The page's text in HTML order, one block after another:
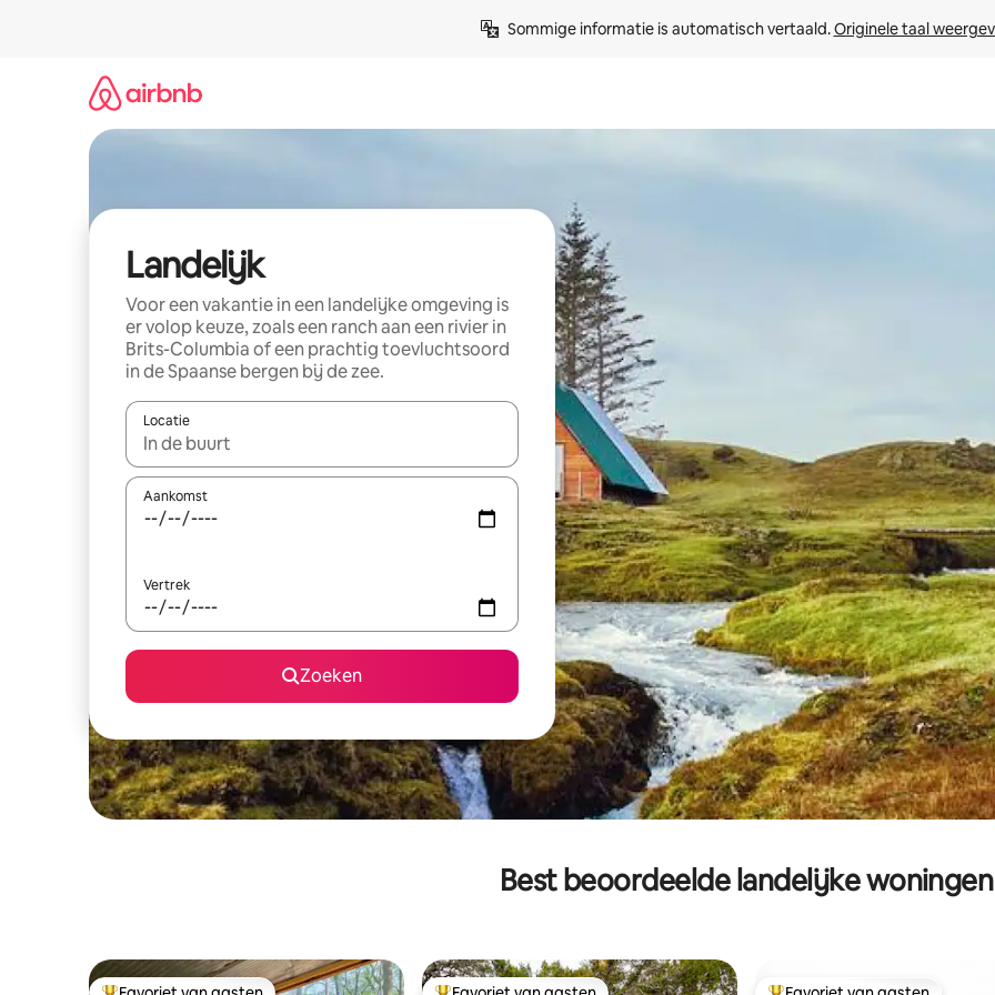
Sommige informatie is automatisch vertaald. Originele taal
Landelijk
Voor een vakantie in een landelijke omgeving is
er volop keuze, zoals een ranch aan een rivier in
Brits-Columbia of een prachtig toevluchtsoord
in de Spaanse bergen bij de zee.
Locatie
Wanneer er resultaten beschikbaar zijn, maak je een keuze met je de pijltjestoetsen omhoog en omlaag, óf door te
Aankomst
Vertrek
Zoeken
Best beoordeelde landelijke woningen